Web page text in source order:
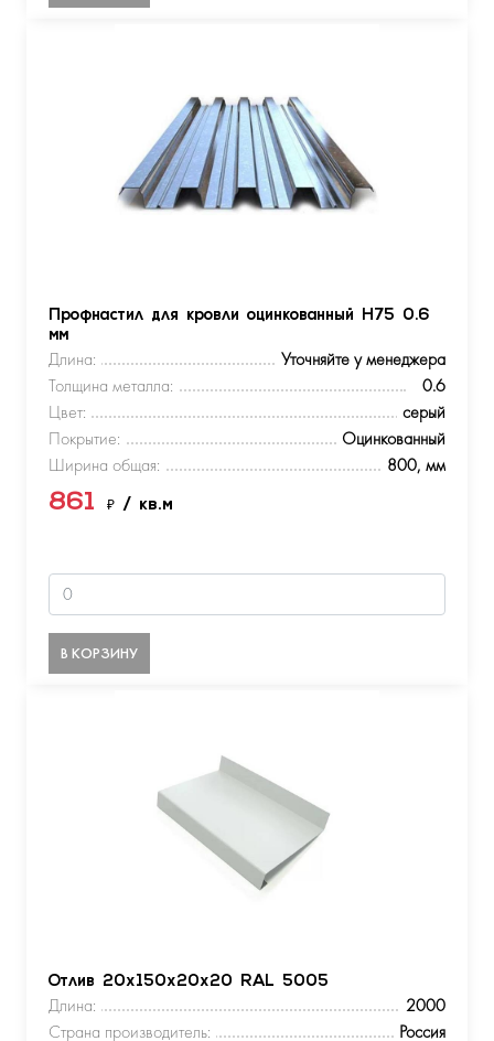
Профнастил для кровли оцинкованный Н75 0.6
мм
Длина:
Уточняйте у менеджера
Толщина металла:
0.6
Цвет:
серый
Покрытие:
Оцинкованный
Ширина общая:
800, мм
861 ₽ / кв.м
В КОРЗИНУ
Отлив 20х150х20х20 RAL 5005
Длина:
2000
Страна производитель:
Россия